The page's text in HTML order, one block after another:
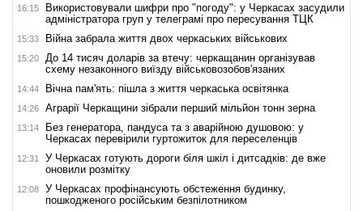
16:15
Використовували шифри про "погоду": у Черкасах засудили
адміністратора груп у телеграмі про пересування ТЦК
15:33 Війна забрала життя двох черкаських військових
15:20
До 14 тисяч доларів за втечу: черкащанин організував
схему незаконного виїзду військовозобов'язаних
14:44 Вічна пам'ять: пішла з життя черкаська освітянка
14:26 Аграрії Черкащини зібрали перший мільйон тонн зерна
13:14
Без генератора, пандуса та з аварійною душовою: у
Черкасах перевірили гуртожиток для переселенців
12:31
У Черкасах готують дороги біля шкіл і дитсадків: де вже
оновили розмітку
12:08
У Черкасах профінансують обстеження будинку,
пошкодженого російським безпілотником